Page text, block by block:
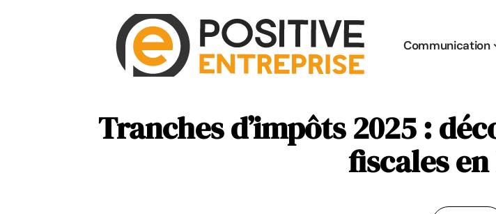
Communication
Tranches d’impôts 2025 :
fiscales